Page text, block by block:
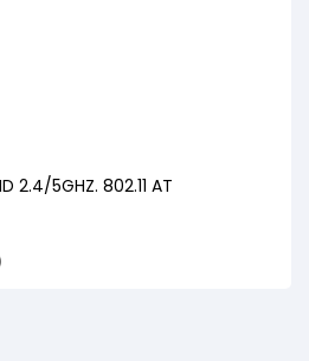
2.4/5GHZ. 802.11 AT